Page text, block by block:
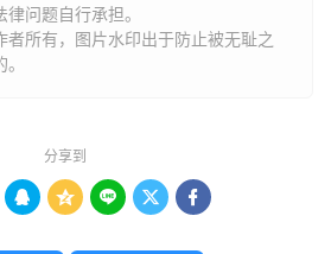
问题自行承担。
者所有，图片水印出于防止被无耻之
分享到
    